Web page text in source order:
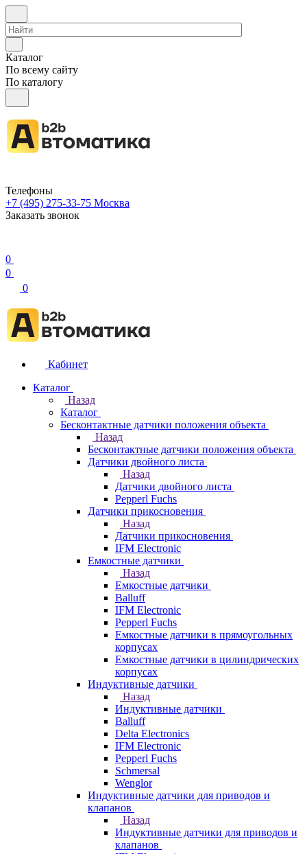
Каталог
По всему сайту
По каталогу
Телефоны
+7 (495) 275-33-75 Москва
Заказать звонок
0
0
0
Кабинет
Каталог
Назад
Каталог
Бесконтактные датчики положения объекта
Назад
Бесконтактные датчики положения объекта
Датчики двойного листа
Назад
Датчики двойного листа
Pepperl Fuchs
Датчики прикосновения
Назад
Датчики прикосновения
IFM Electronic
Емкостные датчики
Назад
Емкостные датчики
Balluff
IFM Electronic
Pepperl Fuchs
Емкостные датчики в прямоугольных
корпусах
Емкостные датчики в цилиндрических
корпусах
Индуктивные датчики
Назад
Индуктивные датчики
Balluff
Delta Electronics
IFM Electronic
Pepperl Fuchs
Schmersal
Wenglor
Индуктивные датчики для приводов и
клапанов
Назад
Индуктивные датчики для приводов и
клапанов